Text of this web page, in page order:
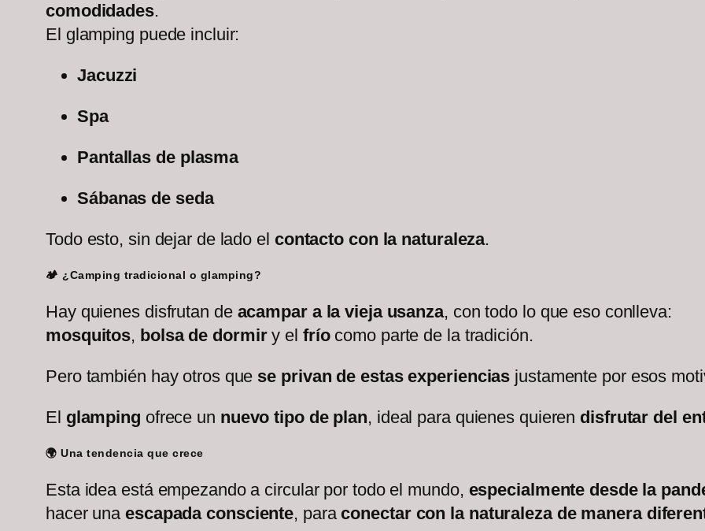
comodidades.
El glamping puede incluir:
Jacuzzi
Spa
Pantallas de plasma
Sábanas de seda
Todo esto, sin dejar de lado el contacto con la naturaleza.
🏕️ ¿Camping tradicional o glamping?
Hay quienes disfrutan de acampar a la vieja usanza, con todo lo que eso conlleva:
mosquitos, bolsa de dormiry el fríocomo parte de la tradición.
Pero también hay otros que se privan de estas experiencias justamente por esos
El glamping ofrece un nuevo tipo de plan, ideal para quienes quieren disfrutar del
🌍 Una tendencia que crece
Esta idea está empezando a circular por todo el mundo, especialmente desde la
hacer una escapada consciente, para conectar con la naturaleza de manera